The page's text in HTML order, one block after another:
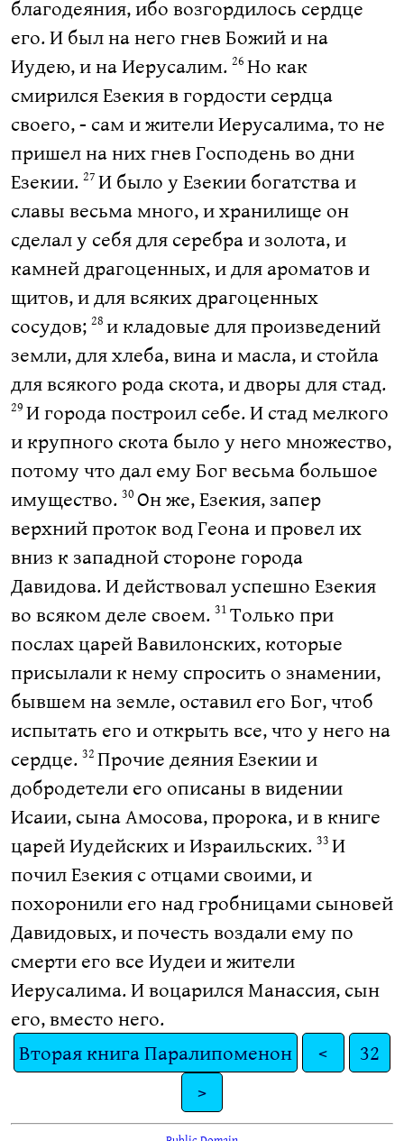
благодеяния, ибо возгордилось сердце
его. И был на него гнев Божий и на
Иудею, и на Иерусалим. 26 Но как
смирился Езекия в гордости сердца
своего, - сам и жители Иерусалима, то не
пришел на них гнев Господень во дни
Езекии. 27 И было у Езекии богатства и
славы весьма много, и хранилище он
сделал у себя для серебра и золота, и
камней драгоценных, и для ароматов и
щитов, и для всяких драгоценных
сосудов; 28 и кладовые для произведений
земли, для хлеба, вина и масла, и стойла
для всякого рода скота, и дворы для стад.
29 И города построил себе. И стад мелкого
и крупного скота было у него множество,
потому что дал ему Бог весьма большое
имущество. 30 Он же, Езекия, запер
верхний проток вод Геона и провел их
вниз к западной стороне города
Давидова. И действовал успешно Езекия
во всяком деле своем. 31 Только при
послах царей Вавилонских, которые
присылали к нему спросить о знамении,
бывшем на земле, оставил его Бог, чтоб
испытать его и открыть все, что у него на
сердце. 32 Прочие деяния Езекии и
добродетели его описаны в видении
Исаии, сына Амосова, пророка, и в книге
царей Иудейских и Израильских. 33 И
почил Езекия с отцами своими, и
похоронили его над гробницами сыновей
Давидовых, и почесть воздали ему по
смерти его все Иудеи и жители
Иерусалима. И воцарился Манассия, сын
его, вместо него.
Вторая книга Паралипоменон
<
32
>